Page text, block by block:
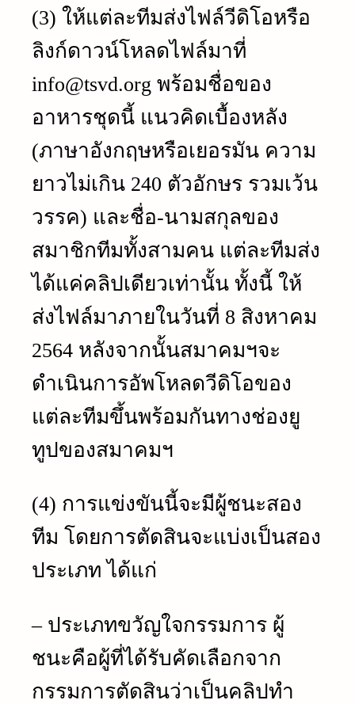
(3) ให้แต่ละทีมส่งไฟล์วีดิโอหรือ
ลิงก์ดาวน์โหลดไฟล์มาที่
info@tsvd.org พร้อมชื่อของ
อาหารชุดนี้ แนวคิดเบื้องหลัง
(ภาษาอังกฤษหรือเยอรมัน ความ
ยาวไม่เกิน 240 ตัวอักษร รวมเว้น
วรรค) และชื่อ-นามสกุลของ
สมาชิกทีมทั้งสามคน แต่ละทีมส่ง
ได้แค่คลิปเดียวเท่านั้น ทั้งนี้ ให้
ส่งไฟล์มาภายในวันที่ 8 สิงหาคม
2564 หลังจากนั้นสมาคมฯจะ
ดำเนินการอัพโหลดวีดิโอของ
แต่ละทีมขึ้นพร้อมกันทางช่องยู
ทูปของสมาคมฯ
(4) การแข่งขันนี้จะมีผู้ชนะสอง
ทีม โดยการตัดสินจะแบ่งเป็นสอง
ประเภท ได้แก่
– ประเภทขวัญใจกรรมการ ผู้
ชนะคือผู้ที่ได้รับคัดเลือกจาก
กรรมการตัดสินว่าเป็นคลิปทำ